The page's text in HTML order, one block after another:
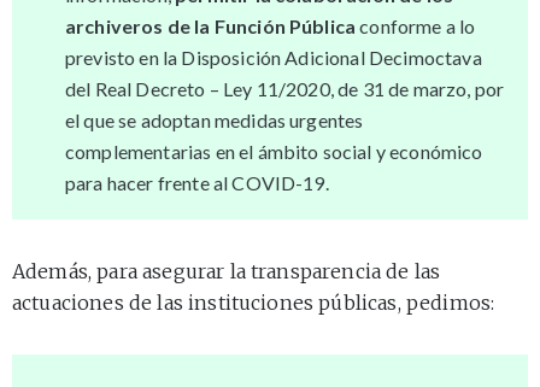
archiveros de la Función Pública conforme a lo
previsto en la Disposición Adicional Decimoctava
del Real Decreto – Ley 11/2020, de 31 de marzo, por
el que se adoptan medidas urgentes
complementarias en el ámbito social y económico
para hacer frente al COVID-19.
Además, para asegurar la transparencia de las
actuaciones de las instituciones públicas, pedimos: